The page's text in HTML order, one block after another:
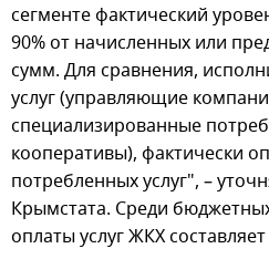
сегменте фактический
90% от начисленных или
сумм. Для сравнения,
услуг (управляющие
специализированные
кооперативы), фактически
потребленных услуг", –
Крымстата. Среди
оплаты услуг ЖКХ составляет